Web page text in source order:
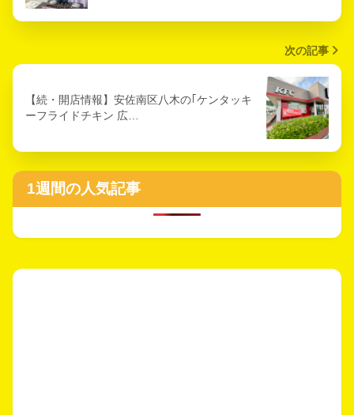
次の記事
【続・開店情報】安佐南区八木の｢ケンタッキ
ーフライドチキン 広…
1週間の人気記事